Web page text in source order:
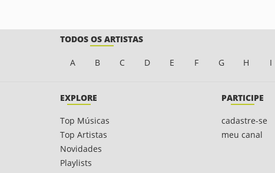
TODOS OS ARTISTAS
A B C D E F G H I
EXPLORE
Top Músicas
Top Artistas
Novidades
Playlists
PARTICIPE
cadastre-se
meu canal